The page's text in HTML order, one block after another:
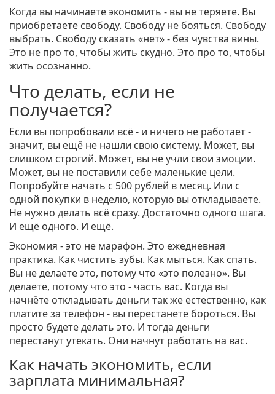
Когда вы начинаете экономить - вы не теряете. Вы
приобретаете свободу. Свободу не бояться. Свободу
выбрать. Свободу сказать «нет» - без чувства вины.
Это не про то, чтобы жить скудно. Это про то, чтобы
жить осознанно.
Что делать, если не
получается?
Если вы попробовали всё - и ничего не работает -
значит, вы ещё не нашли свою систему. Может, вы
слишком строгий. Может, вы не учли свои эмоции.
Может, вы не поставили себе маленькие цели.
Попробуйте начать с 500 рублей в месяц. Или с
одной покупки в неделю, которую вы откладываете.
Не нужно делать всё сразу. Достаточно одного шага.
И ещё одного. И ещё.
Экономия - это не марафон. Это ежедневная
практика. Как чистить зубы. Как мыться. Как спать.
Вы не делаете это, потому что «это полезно». Вы
делаете, потому что это - часть вас. Когда вы
начнёте откладывать деньги так же естественно, как
платите за телефон - вы перестанете бороться. Вы
просто будете делать это. И тогда деньги
перестанут утекать. Они начнут работать на вас.
Как начать экономить, если
зарплата минимальная?